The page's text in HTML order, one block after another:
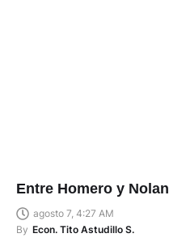
Entre Homero y Nolan
agosto 7, 4:27 AM
By Econ. Tito Astudillo S.